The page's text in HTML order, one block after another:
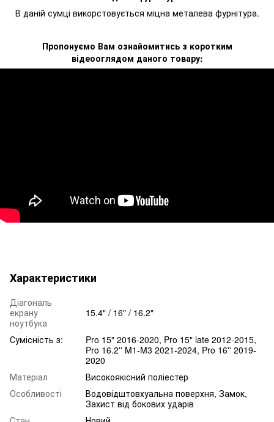
В даній сумці викорстовується міцна металева фурнітура.
Пропонуємо Вам ознайомитись з коротким
відеооглядом даного товару:
Характеристики
Діагональ
екрану
ноутбука
15.4" / 16" / 16.2"
Сумісність з:
Pro 15" 2016-2020, Pro 15" late 2012-2015,
Pro 16.2'' M1-M3 2021-2024, Pro 16'' 2019-
2020
Матеріал
Високоякісний поліестер
Особливості
Водовідштовхуальна поверхня, Замок,
Захист від бокових ударів